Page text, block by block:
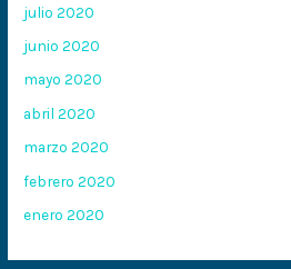
julio 2020
junio 2020
mayo 2020
abril 2020
marzo 2020
febrero 2020
enero 2020